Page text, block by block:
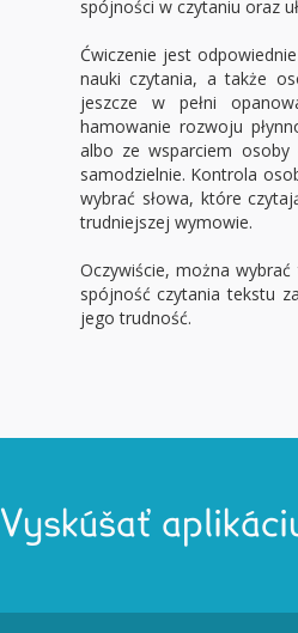
spójności w czytaniu oraz
Ćwiczenie jest
nauki czytania, a także
jeszcze w pełni
hamowanie rozwoju
albo ze wsparciem osoby
samodzielnie. Kontrola
wybrać słowa, które
trudniejszej wymowie.
Oczywiście, można
spójność czytania tekstu
jego trudność.
Vyskúšať